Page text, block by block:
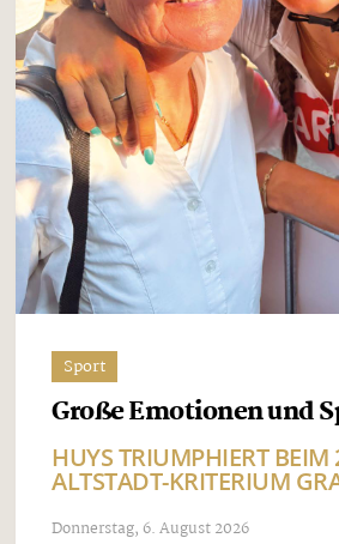
Sport
Große Emotionen und
HUYS TRIUMPHIERT BEIM
ALTSTADT-KRITERIUM
Donnerstag, 6. August 2026